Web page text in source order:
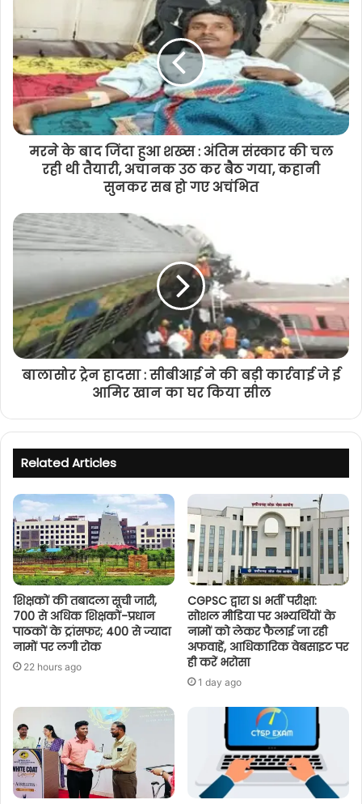
साहू समाज द्वारा कर्मा जयंती और सामूहिक
आदर्श विवाह कार्यक्रम सम्पन्न, CM साय हुए
शामिल
मरने के बाद जिंदा हुआ शख्स : अंतिम संस्कार की चल
रही थी तैयारी, अचानक उठ कर बैठ गया, कहानी
सुनकर सब हो गए अचंभित
बालासोर ट्रेन हादसा : सीबीआई ने की बड़ी कार्रवाई जे ई
आमिर खान का घर किया सील
Related Articles
शिक्षकों की तबादला सूची जारी,
700 से अधिक शिक्षकों-प्रधान
पाठकों के ट्रांसफर; 400 से ज्यादा
नामों पर लगी रोक
22 hours ago
CGPSC द्वारा SI भर्ती परीक्षा:
सोशल मीडिया पर अभ्यर्थियों के
नामों को लेकर फैलाई जा रही
अफवाहें, आधिकारिक वेबसाइट पर
ही करें भरोसा
1 day ago